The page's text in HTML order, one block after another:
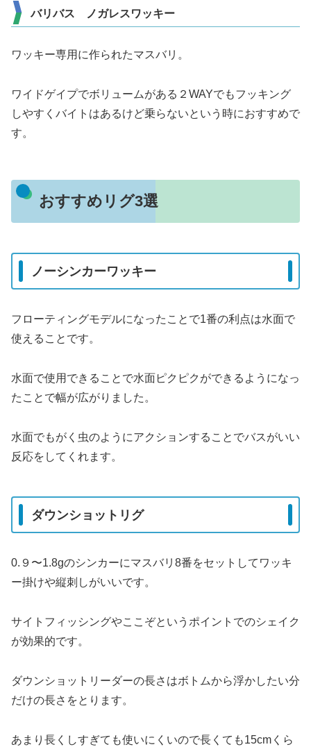
バリバス ノガレスワッキー
ワッキー専用に作られたマスバリ。
ワイドゲイプでボリュームがある２WAYでもフッキング
しやすくバイトはあるけど乗らないという時におすすめで
す。
おすすめリグ3選
ノーシンカーワッキー
フローティングモデルになったことで1番の利点は水面で
使えることです。
水面で使用できることで水面ピクピクができるようになっ
たことで幅が広がりました。
水面でもがく虫のようにアクションすることでバスがいい
反応をしてくれます。
ダウンショットリグ
0.９〜1.8gのシンカーにマスバリ8番をセットしてワッキ
ー掛けや縦刺しがいいです。
サイトフィッシングやここぞというポイントでのシェイク
が効果的です。
ダウンショットリーダーの長さはボトムから浮かしたい分
だけの長さをとります。
あまり長くしすぎても使いにくいので長くても15cmくら